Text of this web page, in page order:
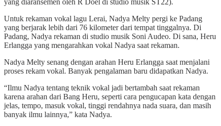
Untuk rekaman vokal lagu Lerai, Nadya Melty pergi ke Padang
yang berjarak lebih dari 76 kilometer dari tempat tinggalnya. Di
Padang, Nadya rekaman di studio musik Soni Audeo. Di sana, Heru
Erlangga yang mengarahkan vokal Nadya saat rekaman.
Nadya Melty senang dengan arahan Heru Erlangga saat menjalani
proses rekam vokal. Banyak pengalaman baru didapatkan Nadya.
“Ilmu Nadya tentang teknik vokal jadi bertambah saat rekaman
karena arahan dari Bang Heru, seperti cara pengucapan kata dengan
jelas, tempo, masuk vokal, tinggi rendahnya nada suara, dan masih
banyak ilmu lainnya,” kata Nadya.